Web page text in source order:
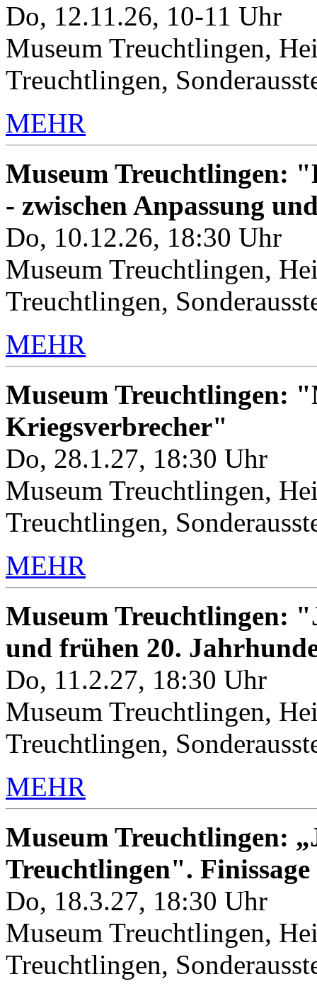
Do, 12.11.26, 10-11 Uhr
Museum Treuchtlingen,
Treuchtlingen,
MEHR
Museum Treuchtlingen:
- zwischen Anpassung
Do, 10.12.26, 18:30 Uhr
Museum Treuchtlingen,
Treuchtlingen,
MEHR
Museum Treuchtlingen:
Kriegsverbrecher"
Do, 28.1.27, 18:30 Uhr
Museum Treuchtlingen,
Treuchtlingen,
MEHR
Museum Treuchtlingen:
und frühen 20.
Do, 11.2.27, 18:30 Uhr
Museum Treuchtlingen,
Treuchtlingen,
MEHR
Museum Treuchtlingen:
Treuchtlingen". Finissage
Do, 18.3.27, 18:30 Uhr
Museum Treuchtlingen,
Treuchtlingen,